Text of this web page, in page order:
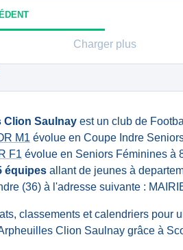
Charger plus
Clion Saulnay est un club de
M1 évolue en Coupe Indre
F1 évolue en Seniors Féminines à
équipes allant de jeunes à
(36) à l'adresse suivante :
classements et calendriers pour
Clion Saulnay grâce à